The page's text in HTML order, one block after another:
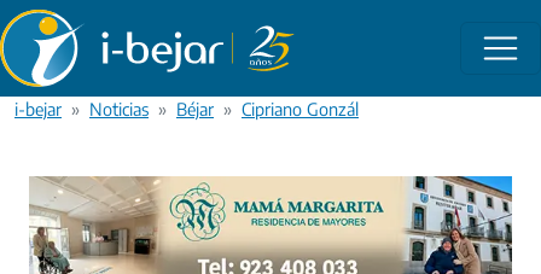
Pasar al contenido principal
i-bejar Noticias Béjar Cipriano González podría dirigir la